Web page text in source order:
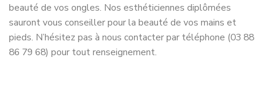
beauté de vos ongles. Nos esthéticiennes diplômées
sauront vous conseiller pour la beauté de vos mains et
pieds. N’hésitez pas à nous contacter par téléphone (03 88
86 79 68) pour tout renseignement.